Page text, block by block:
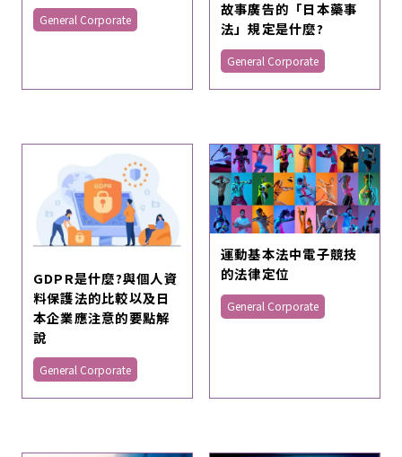
General Corporate
故事廣告的「日本藥事
法」規定是什麼?
General Corporate
GDPR是什麼?與個人資
料保護法的比較以及日
本企業應注意的要點解
說
General Corporate
運動基本法中電子競技
的法律定位
General Corporate